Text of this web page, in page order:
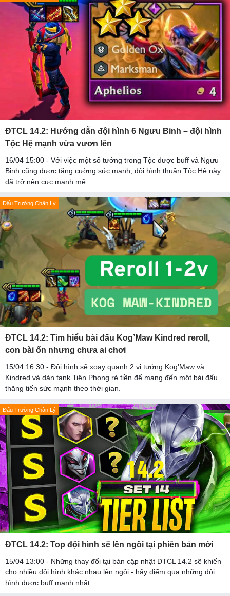
ĐTCL 14.2: Hướng dẫn đội hình 6 Ngưu Binh – đội hình
Tộc Hệ mạnh vừa vươn lên
16/04 15:00 - Với việc một số tướng trong Tộc được buff và Ngưu
Binh cũng được tăng cường sức mạnh, đội hình thuần Tộc Hệ này
đã trở nên cực mạnh mẽ.
Đấu Trường Chân Lý
ĐTCL 14.2: Tìm hiểu bài đấu Kog’Maw Kindred reroll,
con bài ổn nhưng chưa ai chơi
15/04 16:30 - Đội hình sẽ xoay quanh 2 vị tướng Kog'Maw và
Kindred và dàn tank Tiên Phong rẻ tiền để mang đến một bài đấu
thăng tiến sức mạnh theo thời gian.
Đấu Trường Chân Lý
ĐTCL 14.2: Top đội hình sẽ lên ngôi tại phiên bản mới
15/04 13:00 - Những thay đổi tại bản cập nhật ĐTCL 14.2 sẽ khiến
cho nhiều đội hình khác nhau lên ngôi - hãy điểm qua những đội
hình được buff mạnh nhất.